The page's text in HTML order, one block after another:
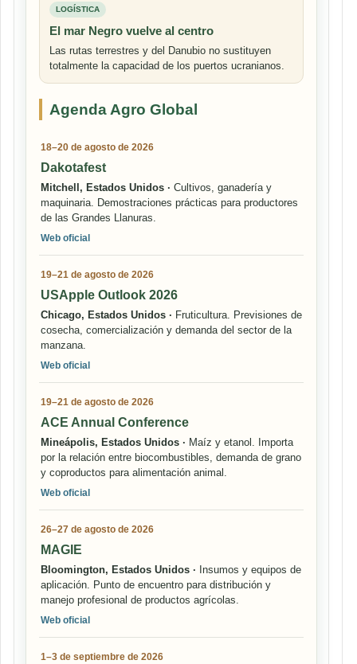
LOGÍSTICA
El mar Negro vuelve al centro
Las rutas terrestres y del Danubio no sustituyen
totalmente la capacidad de los puertos ucranianos.
Agenda Agro Global
18–20 de agosto de 2026
Dakotafest
Mitchell, Estados Unidos · Cultivos, ganadería y
maquinaria. Demostraciones prácticas para productores
de las Grandes Llanuras.
Web oficial
19–21 de agosto de 2026
USApple Outlook 2026
Chicago, Estados Unidos · Fruticultura. Previsiones de
cosecha, comercialización y demanda del sector de la
manzana.
Web oficial
19–21 de agosto de 2026
ACE Annual Conference
Mineápolis, Estados Unidos · Maíz y etanol. Importa
por la relación entre biocombustibles, demanda de grano
y coproductos para alimentación animal.
Web oficial
26–27 de agosto de 2026
MAGIE
Bloomington, Estados Unidos · Insumos y equipos de
aplicación. Punto de encuentro para distribución y
manejo profesional de productos agrícolas.
Web oficial
1–3 de septiembre de 2026